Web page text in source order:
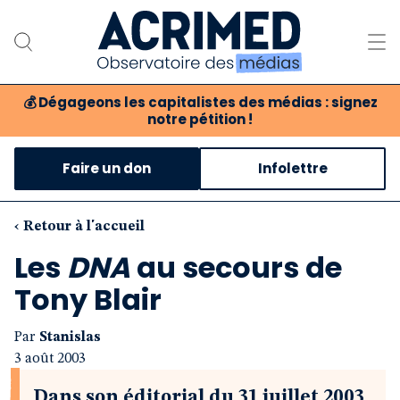
💰 Dégageons les capitalistes des médias : signez
notre pétition !
Notre association
Notre critique des médias
Nos propositions
Notre revue
Faire un don Infolettre
‹ Retour à l'accueil
Les DNA au secours de
Tony Blair
Par Stanislas
3 août 2003